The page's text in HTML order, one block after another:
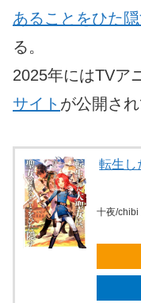
あることをひた
る。
2025年にはTVア
サイト が公開され
転生し
十夜/chibi